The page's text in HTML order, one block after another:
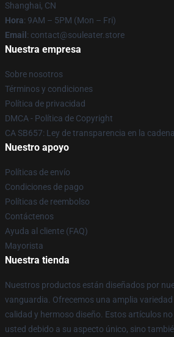
Shanghai, CN
Hora: 9AM – 5PM (Mon – Fri)
Email : contact@souleater.store
Nuestra empresa
Sobre nosotros
Términos y condiciones
Política de privacidad
DMCA - Política de Copyright
CA SB657: Ley de transparencia en la
Nuestro apoyo
Políticas de envío
Condiciones de pago
Políticas de reembolso
Contáctenos
Ayuda al cliente (FAQ)
Mayorista
Nuestra tienda
Nuestros productos están diseñados por
vanguardia. Ofrecemos una amplia
calidad y hermoso diseño. Estos artículos
usted debido a su aspecto único, sino